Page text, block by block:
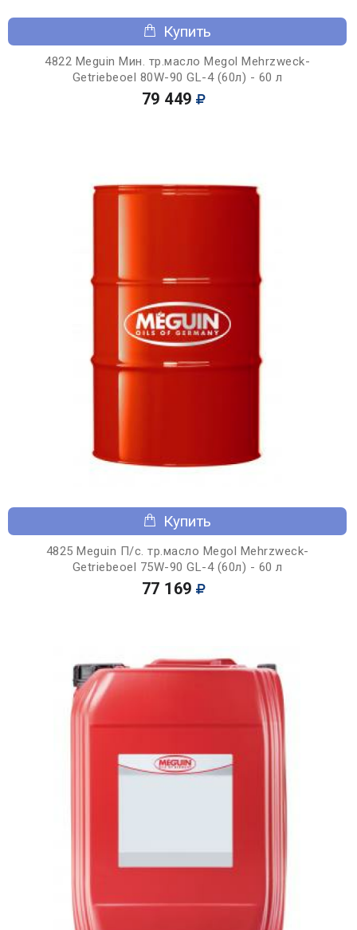
Купить
4822 Meguin Мин. тр.масло Megol Mehrzweck-
Getriebeoel 80W-90 GL-4 (60л) - 60 л
79 449
Купить
4825 Meguin П/с. тр.масло Megol Mehrzweck-
Getriebeoel 75W-90 GL-4 (60л) - 60 л
77 169